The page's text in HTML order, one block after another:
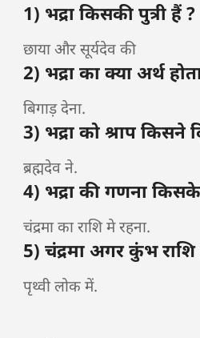
1) भद्रा किसकी पुत्री हैं ?
छाया और सूर्यदेव की
2) भद्रा का क्या अर्थ
बिगाड़ देना.
3) भद्रा को श्राप किसने
ब्रह्मदेव ने.
4) भद्रा की गणना
चंद्रमा का राशि मे रहना.
5) चंद्रमा अगर कुंभ राशि
पृथ्वी लोक में.